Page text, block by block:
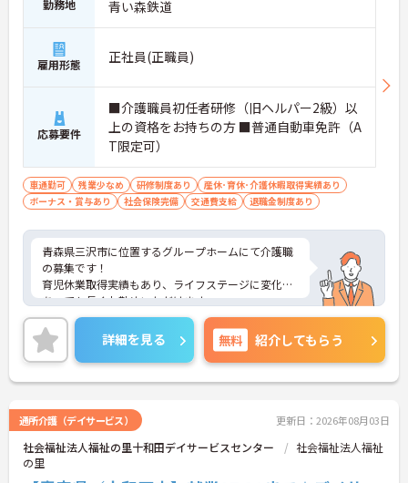
勤務地
青い森鉄道
雇用形態 正社員(正職員)
応募要件
■介護職員初任者研修（旧ヘルパー2級）以
上の資格をお持ちの方 ■普通自動車免許（A
T限定可）
車通勤可 残業少なめ 研修制度あり
産休･育休･介護休暇取得実績あり
ボーナス・賞与あり
社会保険完備 交通費支給 退職金制度あり
青森県三沢市に位置するグループホームにて介護職
の募集です！
育児休業取得実績もあり、ライフステージに変化が
あっても長くお勤めいただけます。
ご興味ある方には、面接対策ポイントなど、さらに
詳細をお話しいたしますのでお気軽にご相談くださ
い！
詳細を見る 無料 紹介してもらう
通所介護（デイサービス） 更新日：2026年08月03日
社会福祉法人福祉の里十和田デイサービスセンター
社会福祉法人福祉
の里